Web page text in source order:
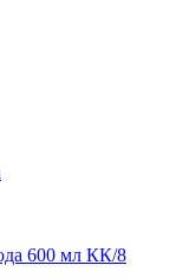
600 мл КК/8